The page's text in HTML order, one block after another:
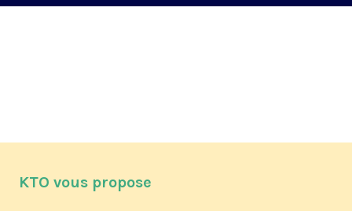
KTO vous propose